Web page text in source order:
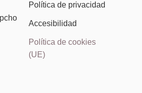
Política de privacidad
Accesibilidad
Política de cookies
(UE)